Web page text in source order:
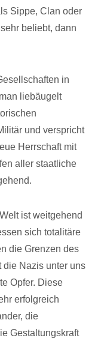
Sippe, Clan oder
beliebt, dann
in
liebäugelt
und verspricht
Herrschaft mit
aller staatliche
ist weitgehend
sich totalitäre
die Grenzen des
die Nazis unter uns
Opfer. Diese
erfolgreich
die
Gestaltungskraft